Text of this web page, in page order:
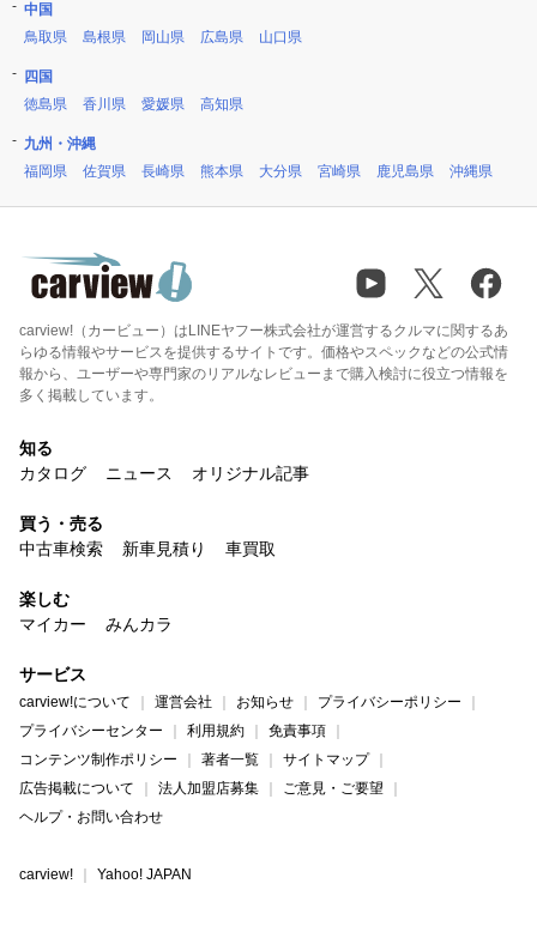
中国
鳥取県
島根県 岡山県 広島県 山口県
四国
徳島県
香川県 愛媛県 高知県
九州・沖縄
福岡県
佐賀県 長崎県 熊本県 大分県 宮崎県 鹿児島県 沖縄県
carview!（カービュー）はLINEヤフー株式会社が運営するクルマに関するあ
らゆる情報やサービスを提供するサイトです。価格やスペックなどの公式情
報から、ユーザーや専門家のリアルなレビューまで購入検討に役立つ情報を
多く掲載しています。
知る
カタログ
ニュース オリジナル記事
買う・売る
中古車検索
新車見積り 車買取
楽しむ
マイカー
みんカラ
サービス
carview!について 運営会社 お知らせ
プライバシーポリシー
プライバシーセンター
利用規約
免責事項
コンテンツ制作ポリシー
著者一覧
サイトマップ
広告掲載について
法人加盟店募集
ご意見・ご要望
ヘルプ・お問い合わせ
carview! Yahoo! JAPAN